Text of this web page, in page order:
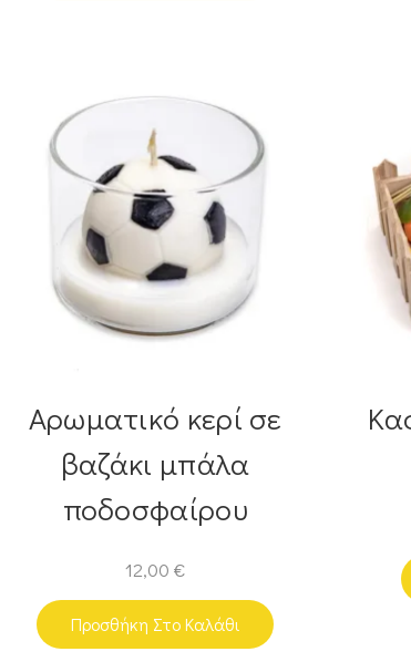
Αρωματικό κερί σε
βαζάκι μπάλα
ποδοσφαίρου
12,00 €
Προσθήκη Στο Καλάθι